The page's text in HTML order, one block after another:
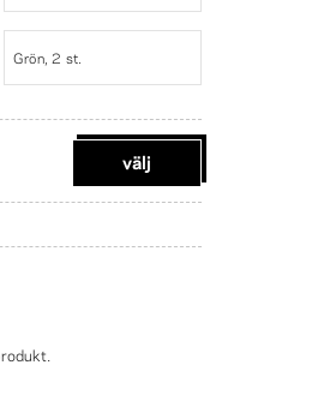
Grön, 2 st.
välj